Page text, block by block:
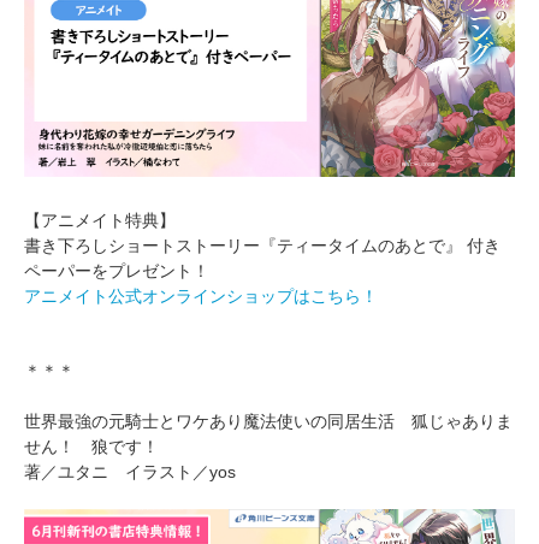
【アニメイト特典】
書き下ろしショートストーリー『ティータイムのあとで』 付き
ペーパーをプレゼント！
アニメイト公式オンラインショップはこちら！
＊＊＊
世界最強の元騎士とワケあり魔法使いの同居生活 狐じゃありま
せん！ 狼です！
著／ユタニ イラスト／yos